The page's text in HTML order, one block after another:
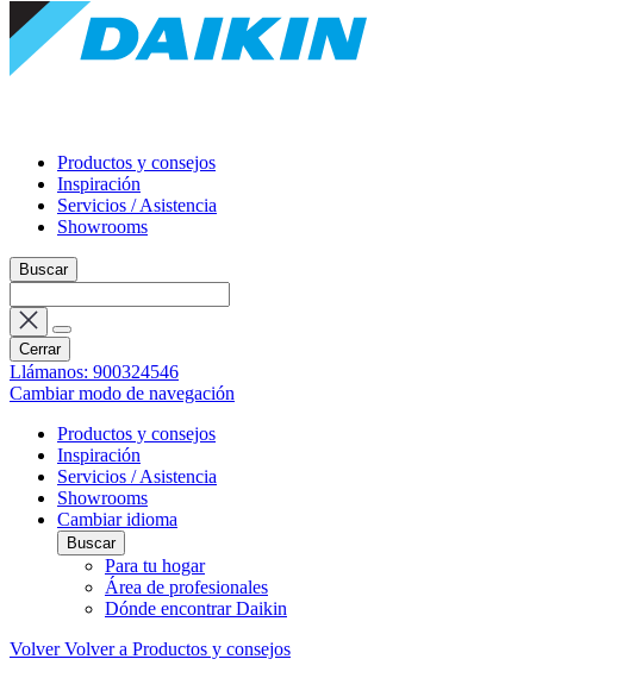
Productos y consejos
Inspiración
Servicios / Asistencia
Showrooms
Buscar
Cerrar
Llámanos: 900324546
Cambiar modo de navegación
Productos y consejos
Inspiración
Servicios / Asistencia
Showrooms
Cambiar idioma
Buscar
Para tu hogar
Área de profesionales
Dónde encontrar Daikin
Volver Volver a Productos y consejos